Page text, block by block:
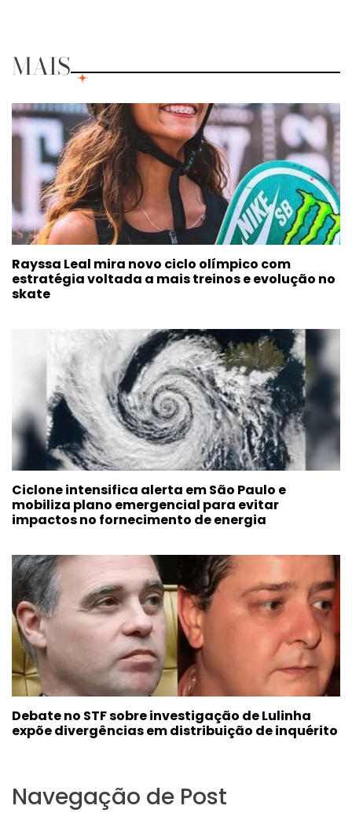
MAIS
Rayssa Leal mira novo ciclo olímpico com
estratégia voltada a mais treinos e evolução no
skate
Ciclone intensifica alerta em São Paulo e
mobiliza plano emergencial para evitar
impactos no fornecimento de energia
Debate no STF sobre investigação de Lulinha
expõe divergências em distribuição de inquérito
Navegação de Post